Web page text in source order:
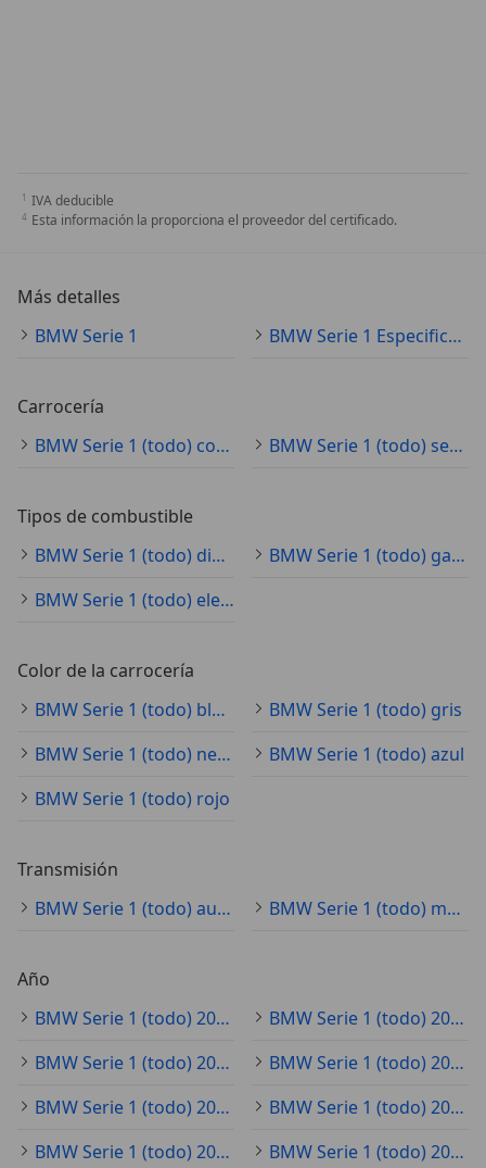
IVA deducible
Esta información la proporciona el proveedor del certificado.
Más detalles
BMW Serie 1
BMW Serie 1 Especificaciones técnicas
Carrocería
BMW Serie 1 (todo) coche pequeño
BMW Serie 1 (todo) sedán
Tipos de combustible
BMW Serie 1 (todo) diésel
BMW Serie 1 (todo) gasolina
BMW Serie 1 (todo) electro/gasolina
Color de la carrocería
BMW Serie 1 (todo) blanco
BMW Serie 1 (todo) gris
BMW Serie 1 (todo) negro
BMW Serie 1 (todo) azul
BMW Serie 1 (todo) rojo
Transmisión
BMW Serie 1 (todo) automático
BMW Serie 1 (todo) manual
Año
BMW Serie 1 (todo) 2025
BMW Serie 1 (todo) 2020
BMW Serie 1 (todo) 2021
BMW Serie 1 (todo) 2023
BMW Serie 1 (todo) 2022
BMW Serie 1 (todo) 2019
BMW Serie 1 (todo) 2024
BMW Serie 1 (todo) 2018